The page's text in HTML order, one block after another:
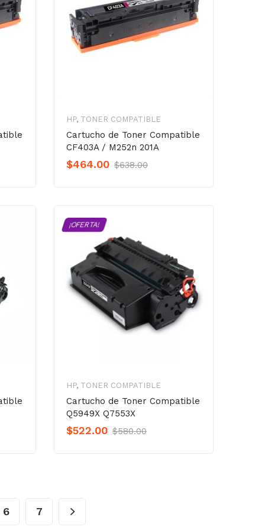
HP, TONER COMPATIBLE
Cartucho de Toner Compatible
CF403A / M252n 201A
$638.00Original
$464.00
Current
¡OFERTA!
HP, TONER COMPATIBLE
Cartucho de Toner Compatible
Q5949X Q7553X
$580.00Original
$522.00
Current
6 7